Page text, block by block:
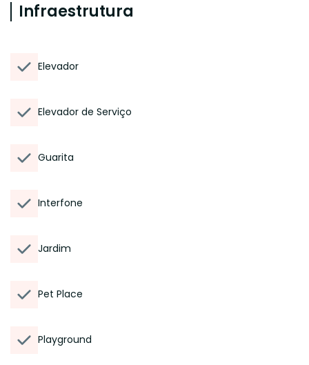
Infraestrutura
Elevador
Elevador de Serviço
Guarita
Interfone
Jardim
Pet Place
Playground